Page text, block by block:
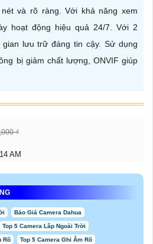
và rõ ràng. Với khả năng xem
hoạt động hiệu quả 24/7. Với 2
lưu trữ đáng tin cậy. Sử dụng
bị giảm chất lượng, ONVIF giúp
₫
AM
Báo Giá Camera Dahua
Top 5 Camera Lắp Ngoài Trời
Rõ Top 5 Camera Ghi Âm Rõ